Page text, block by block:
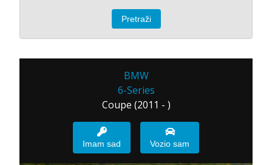
BMW
6-Series
Coupe (2011 - )
Imam sad Vozio sam